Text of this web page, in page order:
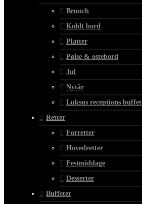
Brunch
Koldt bord
Platter
Pølse & ostebord
Jul
Nytår
Luksus receptions buffet
Retter
Forretter
Hovedretter
Festmiddage
Desserter
Buffeter